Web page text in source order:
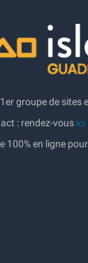
groupe de sites
: rendez-vous ici
100% en ligne